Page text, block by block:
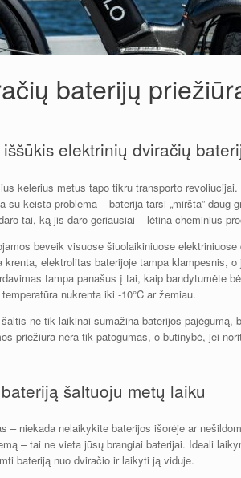
baterijų
elektrinių dviračių
kelerius metus tapo tikru transporto
su keista problema – baterija tarsi „miršta” daug
tai, ką jis daro geriausiai – lėtina cheminius
beveik visuose šiuolaikiniuose
krenta, elektrolitas baterijoje tampa klampesnis,
tampa panašus į tai, kaip bandytumėte
nukrenta iki -10°C ar žemiau.
ne tik laikinai sumažina baterijos pajėgumą,
priežiūra nėra tik patogumas, o būtinybė, jei
šaltuoju metų laiku
– niekada nelaikykite baterijos išorėje ar
– tai ne vieta jūsų brangiai baterijai. Ideali
bateriją nuo dviračio ir laikyti ją viduje.